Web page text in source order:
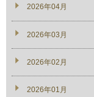
2026年04月
2026年03月
2026年02月
2026年01月